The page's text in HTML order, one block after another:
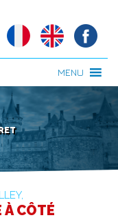
MENU
À CÔTÉ